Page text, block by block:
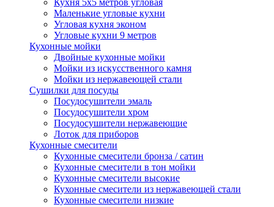
Кухня 5х5 метров угловая
Маленькие угловые кухни
Угловая кухня эконом
Угловые кухни 9 метров
Кухонные мойки
Двойные кухонные мойки
Мойки из искусственного камня
Мойки из нержавеющей стали
Сушилки для посуды
Посудосушители эмаль
Посудосушители хром
Посудосушители нержавеющие
Лоток для приборов
Кухонные смесители
Кухонные смесители бронза / сатин
Кухонные смесители в тон мойки
Кухонные смесители высокие
Кухонные смесители из нержавеющей стали
Кухонные смесители низкие